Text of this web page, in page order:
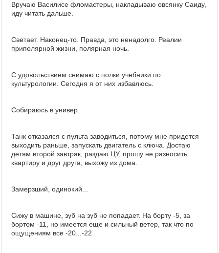
Вручаю Василисе фломастеры, накладываю овсянку Саиду,
иду читать дальше.
Светает. Наконец-то. Правда, это ненадолго. Реалии
приполярной жизни, полярная ночь.
С удовольствием снимаю с полки учебники по
культурологии. Сегодня я от них избавлюсь.
Собираюсь в универ.
Танк отказался с пульта заводиться, потому мне придется
выходить раньше, запускать двигатель с ключа. Достаю
детям второй завтрак, раздаю ЦУ, прошу не разносить
квартиру и друг друга, выхожу из дома.
Замерзший, одинокий...
Сижу в машине, зуб на зуб не попадает. На борту -5, за
бортом -11, но имеется еще и сильный ветер, так что по
ощущениям все -20...-22